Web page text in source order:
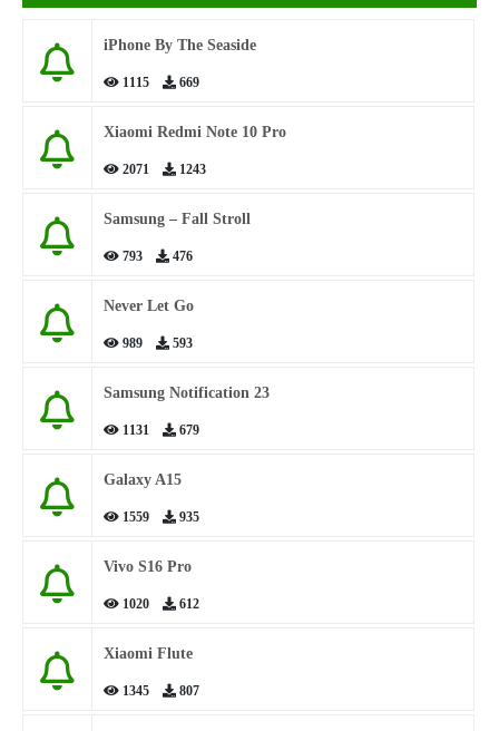
iPhone By The Seaside
1115 669
Xiaomi Redmi Note 10 Pro
2071 1243
Samsung – Fall Stroll
793 476
Never Let Go
989 593
Samsung Notification 23
1131 679
Galaxy A15
1559 935
Vivo S16 Pro
1020 612
Xiaomi Flute
1345 807